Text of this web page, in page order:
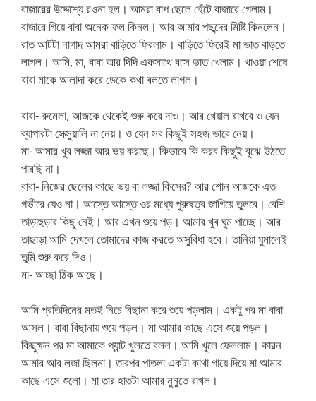
বাজারের উদ্দেশ্যে রওনা হল। আমরা বাপ ছেলে হেঁটে বাজারে গেলাম।
বাজারে গিয়ে বাবা অনেক ফল কিনল। আর আমার পছন্দের মিষ্টি কিনলেন।
রাত আটটা নাগাদ আমরা বাড়িতে ফিরলাম। বাড়িতে ফিরেই মা ভাত বাড়তে
লাগল। আমি, মা, বাবা আর দিদি একসাথে বসে ভাত খেলাম। খাওয়া শেষে
বাবা মাকে আলাদা করে ডেকে কথা বলতে লাগল।
বাবা- রুমেলা, আজকে থেকেই শুরু করে দাও। আর খেয়াল রাখবে ও যেন
ব্যাপারটা সেক্সুয়ালি না নেয়। ও যেন সব কিছুই সহজ ভাবে নেয়।
মা- আমার খুব লজ্জা আর ভয় করছে। কিভাবে কি করব কিছুই বুঝে উঠতে
পারছি না।
বাবা- নিজের ছেলের কাছে ভয় বা লজ্জা কিসের? আর শোন আজকে এত
গভীরে যেও না। আস্তে আস্তে ওর মধ্যে পুরুষত্ব জাগিয়ে তুলবে। বেশি
তাড়াহুড়ার কিছু নেই। আর এখন শুয়ে পড়। আমার খুব ঘুম পাচ্ছে। আর
তাছাড়া আমি দেখলে তোমাদের কাজ করতে অসুবিধা হবে। তানিয়া ঘুমালেই
তুমি শুরু করে দিও।
মা- আচ্ছা ঠিক আছে।
আমি প্রতিদিনের মতই নিচে বিছানা করে শুয়ে পড়লাম। একটু পর মা বাবা
আসল। বাবা বিছানায় শুয়ে পড়ল। মা আমার কাছে এসে শুয়ে পড়ল।
কিছুক্ষন পর মা আমাকে প্যান্ট খুলতে বলল। আমি খুলে ফেললাম। কারন
আমার আর লজা ছিলনা। তারপর পাতলা একটা কাথা গায়ে দিয়ে মা আমার
কাছে এসে শুলো। মা তার হাতটা আমার নুনুতে রাখল।